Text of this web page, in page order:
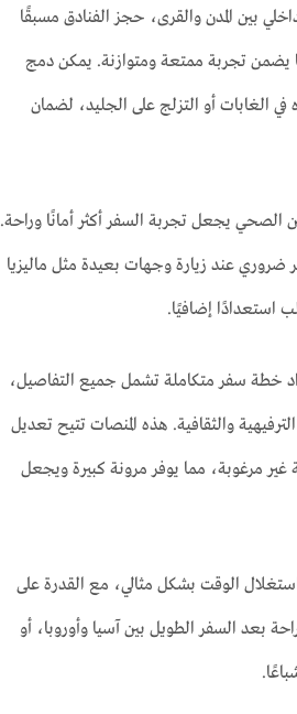
بين المدن والقرى، حجز الفنادق مسبقًا
يضمن تجربة ممتعة ومتوازنة. يمكن دمج
في الغابات أو التزلج على الجليد، لضمان
الصحي يجعل تجربة السفر أكثر أمانًا وراحة.
عند زيارة وجهات بعيدة مثل ماليزيا
استعدادًا إضافيًا.
خطة سفر متكاملة تشمل جميع التفاصيل،
والثقافية. هذه المنصات تتيح تعديل
مرغوبة، مما يوفر مرونة كبيرة ويجعل
الوقت بشكل مثالي، مع القدرة على
بعد السفر الطويل بين آسيا وأوروبا، أو